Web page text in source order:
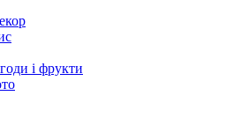
і фрукти